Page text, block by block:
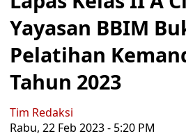
Yayasan BBIM
Pelatihan
Tahun 2023
Tim Redaksi
Rabu, 22 Feb 2023 - 5:20 PM